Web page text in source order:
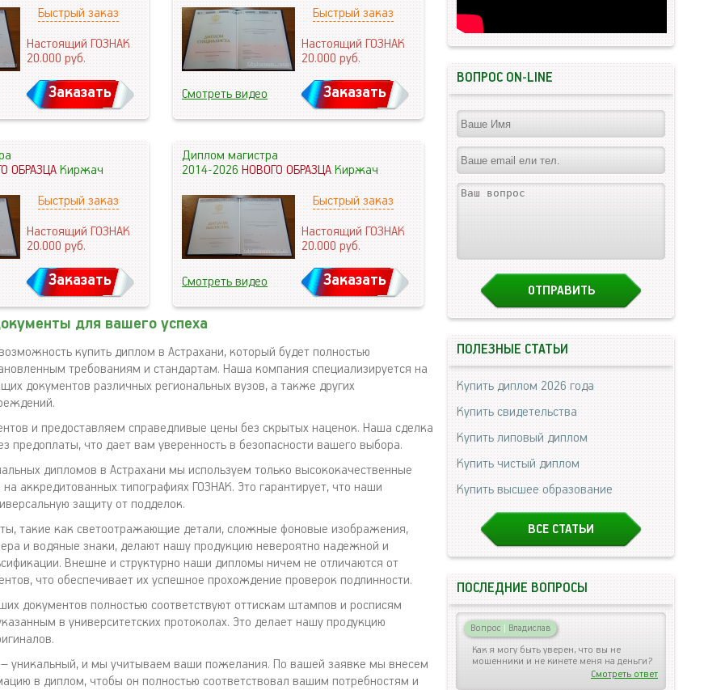
Быстрый заказ
Настоящий ГОЗНАК
20.000руб.
Заказать
Быстрый заказ
Настоящий ГОЗНАК
20.000руб.
Смотреть видео Заказать
ОБРАЗЦАКиржач
Быстрый заказ
Настоящий ГОЗНАК
20.000руб.
Заказать
Диплом магистра
2014-2026НОВОГО ОБРАЗЦАКиржач
Быстрый заказ
Настоящий ГОЗНАК
20.000руб.
Смотреть видео Заказать
для вашего успеха
купить диплом в Астрахани, который будет полностью
требованиям и стандартам. Наша компания специализируется на
документов различных региональных вузов, а также других
и предоставляем справедливые цены без скрытых наценок. Наша сделка
предоплаты, что дает вам уверенность в безопасности вашего выбора.
дипломов в Астрахани мы используем только высококачественные
аккредитованных типографиях ГОЗНАК. Это гарантирует, что наши
защиту от подделок.
такие как светоотражающие детали, сложные фоновые изображения,
и водяные знаки, делают нашу продукцию невероятно надежной и
Внешне и структурно наши дипломы ничем не отличаются от
что обеспечивает их успешное прохождение проверок подлинности.
документов полностью соответствуют оттискам штампов и росписям
в университетских протоколах. Это делает нашу продукцию
уникальный, и мы учитываем ваши пожелания. По вашей заявке мы внесем
в диплом, чтобы он полностью соответствовал вашим потребностям и
ВОПРОС ON-LINE
ПОЛЕЗНЫЕ СТАТЬИ
Купить диплом 2026 года
Купить свидетельства
Купить липовый диплом
Купить чистый диплом
Купить высшее образование
ВСЕ СТАТЬИ
ПОСЛЕДНИЕ ВОПРОСЫ
Вопрос | Владислав
Как я могу быть уверен, что вы не
мошенники и не кинете меня на деньги?
Смотреть ответ